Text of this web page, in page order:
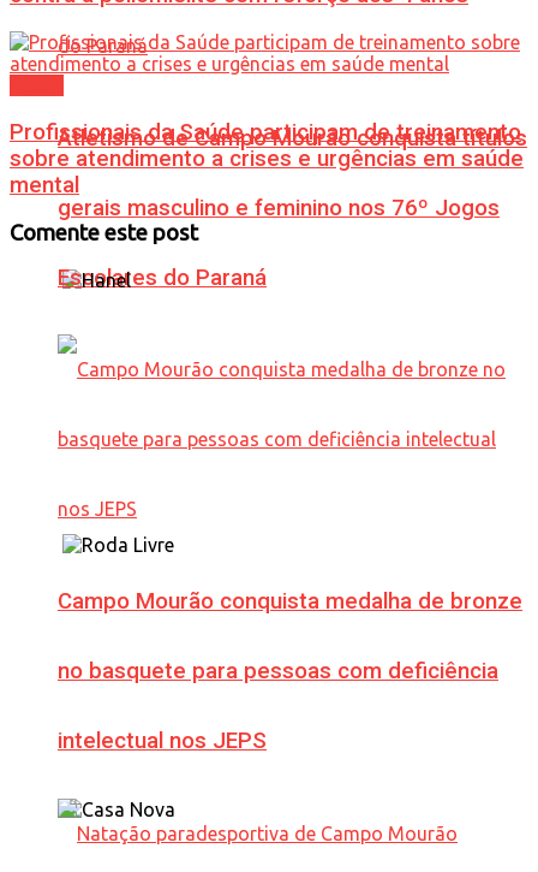
Atletismo de Campo Mourão conquista títulos
gerais masculino e feminino nos 76º Jogos
Escolares do Paraná
Campo Mourão conquista medalha de bronze
no basquete para pessoas com deficiência
intelectual nos JEPS
Profissionais da Saúde participam de treinamento
sobre atendimento a crises e urgências em saúde
mental
Comente este post